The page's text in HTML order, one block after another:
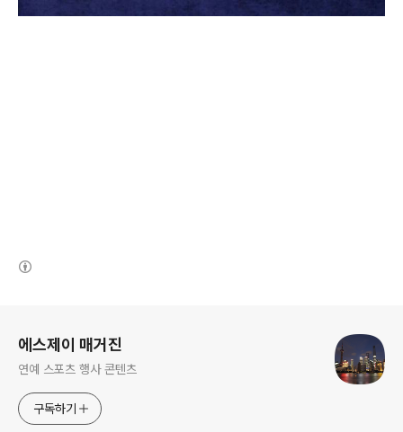
에스제이 매거진
연예 스포츠 행사 콘텐츠
구독하기